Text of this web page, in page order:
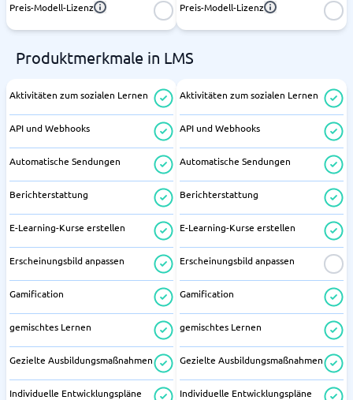
Preis-Modell-Lizenz Preis-Modell-Lizenz
Produktmerkmale in LMS
Aktivitäten zum sozialen Lernen
API und Webhooks
Automatische Sendungen
Berichterstattung
E-Learning-Kurse erstellen
Erscheinungsbild anpassen
Gamification
gemischtes Lernen
Gezielte Ausbildungsmaßnahmen
Individuelle Entwicklungspläne
Aktivitäten zum sozialen Lernen
API und Webhooks
Automatische Sendungen
Berichterstattung
E-Learning-Kurse erstellen
Erscheinungsbild anpassen
Gamification
gemischtes Lernen
Gezielte Ausbildungsmaßnahmen
Individuelle Entwicklungspläne